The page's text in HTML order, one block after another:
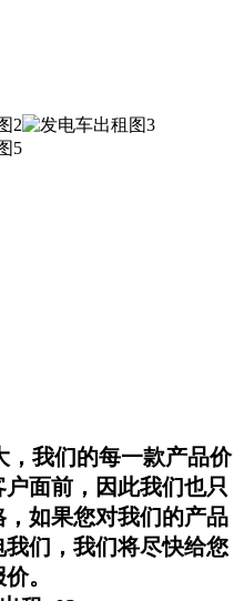
，我们的每一款产品价
面前，因此我们也只
如果您对我们的产品
们，我们将尽快给您
。